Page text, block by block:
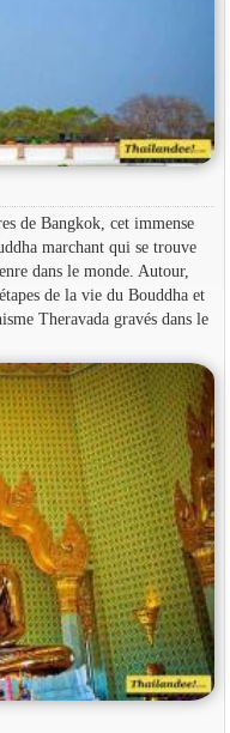
de Bangkok, cet immense
marchant qui se trouve
dans le monde. Autour,
de la vie du Bouddha et
Theravada gravés dans le